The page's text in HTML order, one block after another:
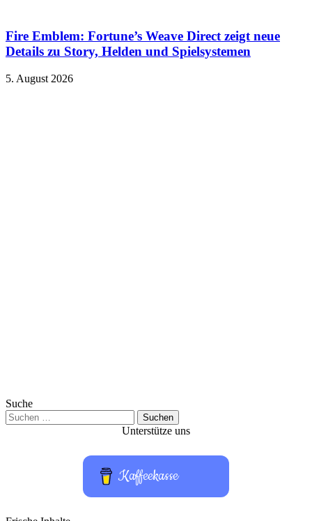
Fire Emblem: Fortune’s Weave Direct zeigt neue
Details zu Story, Helden und Spielsystemen
5. August 2026
Suche
Suchen
nach:
Unterstütze uns
Kaffeekasse